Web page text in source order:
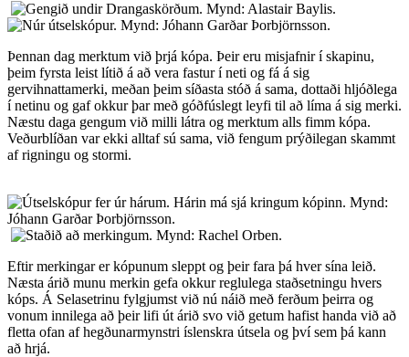
Þennan dag merktum við þrjá kópa. Þeir eru misjafnir í skapinu,
þeim fyrsta leist lítið á að vera fastur í neti og fá á sig
gervihnattamerki, meðan þeim síðasta stóð á sama, dottaði hljóðlega
í netinu og gaf okkur þar með góðfúslegt leyfi til að líma á sig merki.
Næstu daga gengum við milli látra og merktum alls fimm kópa.
Veðurblíðan var ekki alltaf sú sama, við fengum prýðilegan skammt
af rigningu og stormi.
Eftir merkingar er kópunum sleppt og þeir fara þá hver sína leið.
Næsta árið munu merkin gefa okkur reglulega staðsetningu hvers
kóps. Á Selasetrinu fylgjumst við nú náið með ferðum þeirra og
vonum innilega að þeir lifi út árið svo við getum hafist handa við að
fletta ofan af hegðunarmynstri íslenskra útsela og því sem þá kann
að hrjá.